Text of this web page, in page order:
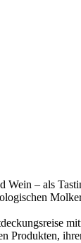
Wein – als
Produkten,